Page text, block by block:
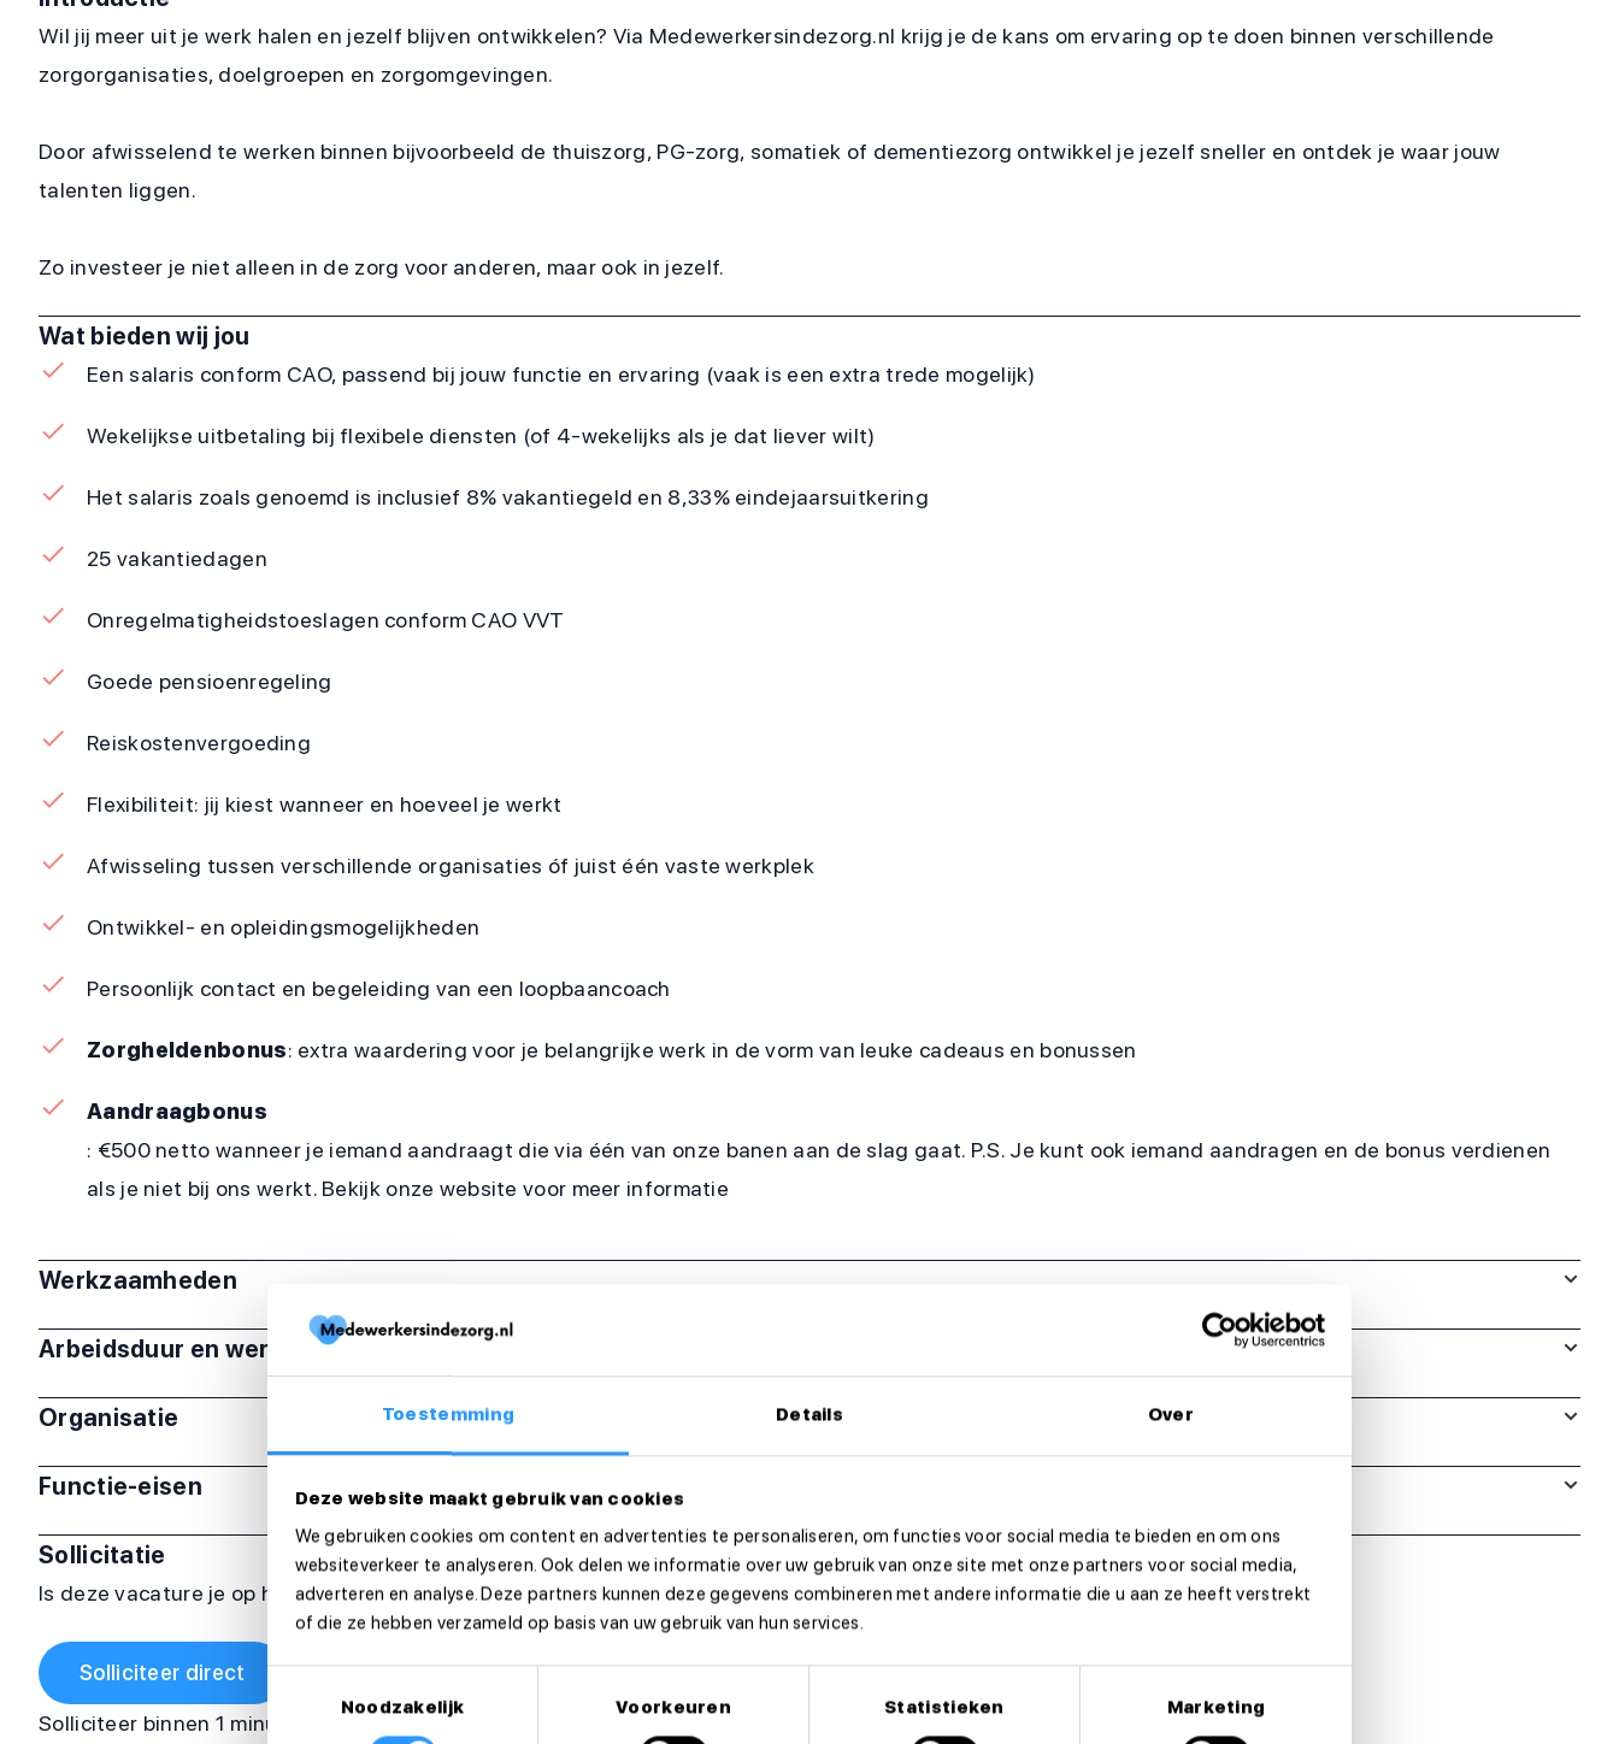
Toestemming Details Over
Deze website maakt gebruik van cookies
We gebruiken cookies om content en advertenties te personaliseren, om functies voor social media te bieden en om ons
websiteverkeer te analyseren. Ook delen we informatie over uw gebruik van onze site met onze partners voor social media,
adverteren en analyse. Deze partners kunnen deze gegevens combineren met andere informatie die u aan ze heeft verstrekt
of die ze hebben verzameld op basis van uw gebruik van hun services.
Noodzakelijk
Voorkeuren Statistieken Marketing
Wil jij meer uit je werk halen en jezelf blijven ontwikkelen? Via Medewerkersindezorg.nl krijg je de kans om ervaring op te doen binnen verschillende
zorgorganisaties, doelgroepen en zorgomgevingen.
Door afwisselend te werken binnen bijvoorbeeld de thuiszorg, PG-zorg, somatiek of dementiezorg ontwikkel je jezelf sneller en ontdek je waar jouw
talenten liggen.
Zo investeer je niet alleen in de zorg voor anderen, maar ook in jezelf.
Wat bieden wij jou
Een salaris conform CAO, passend bij jouw functie en ervaring (vaak is een extra trede mogelijk)
Wekelijkse uitbetaling bij flexibele diensten (of 4-wekelijks als je dat liever wilt)
Het salaris zoals genoemd is inclusief 8% vakantiegeld en 8,33% eindejaarsuitkering
25 vakantiedagen
Onregelmatigheidstoeslagen conform CAO VVT
Goede pensioenregeling
Reiskostenvergoeding
Flexibiliteit: jij kiest wanneer en hoeveel je werkt
Afwisseling tussen verschillende organisaties óf juist één vaste werkplek
Ontwikkel- en opleidingsmogelijkheden
Persoonlijk contact en begeleiding van een loopbaancoach
Zorgheldenbonus: extra waardering voor je belangrijke werk in de vorm van leuke cadeaus en bonussen
Aandraagbonus
: €500 netto wanneer je iemand aandraagt die via één van onze banen aan de slag gaat. P.S. Je kunt ook iemand aandragen en de bonus verdienen
als je niet bij ons werkt. Bekijk onze website voor meer informatie
Werkzaamheden
Arbeidsduur en werktijden
Organisatie
Functie-eisen
Sollicitatie
Is deze vacature je op het lijf geschreven? Solliciteer dan direct!
Solliciteer direct
Solliciteer binnen 1 minuut